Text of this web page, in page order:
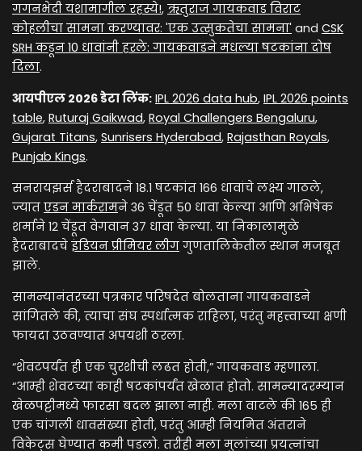
गगनभेदी यशामागील रहस्ये!, ऋतुराज गायकवाड विराट
कोहलीचा सामना करण्यावर: 'एक उत्सुकतेचा सामना' and CSK
SRH कडून 10 धावांनी हरले: गायकवाडने मधल्या षटकांना दोष
दिला.
आयपीएल 2026 डेटा लिंक: IPL 2026 data hub, IPL 2026 points
table, Ruturaj Gaikwad, Royal Challengers Bengaluru,
Gujarat Titans, Sunrisers Hyderabad, Rajasthan Royals,
Punjab Kings.
सनरायझर्स हैदराबादने 18.1 षटकांत 166 धावांचे लक्ष्य गाठले,
ज्यात एडन मार्करामने 36 चेंडूत 50 धावा केल्या आणि अभिषेक
शर्माने 12 चेंडूत वेगवान 37 धावा केल्या. या निकालामुळे
हैदराबादचे इंडियन प्रीमियर लीग गुणतालिकेतील स्थान मजबूत
झाले.
सामन्यानंतरच्या पत्रकार परिषदेत बोलताना गायकवाडने
सांगितले की, त्याचा संघ स्पर्धात्मक राहिला, परंतु महत्त्वाच्या क्षणी
फायदा उठवण्यात अपयशी ठरला.
“शेवटपर्यंत ही एक चुरशीची लढत होती,” गायकवाड म्हणाला.
“आम्ही शेवटच्या काही षटकांपर्यंत खेळात होतो. सामन्यादरम्यान
खेळपट्टीमध्ये फारसा बदल झाला नाही. मला वाटले की 165 ही
एक चांगली धावसंख्या होती, परंतु आम्ही नियमित अंतराने
विकेट्स घेण्यात कमी पडलो. तरीही मला मुलांच्या प्रयत्नांचा